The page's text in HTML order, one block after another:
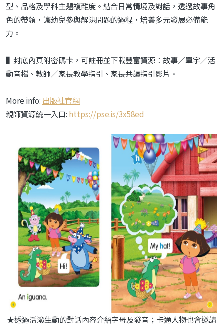
型、品格及學科主題複雜度。結合日常情境及對話，透過故事角
色的帶領，讓幼兒參與解決問題的過程，培養多元發展必備能
力。
▌封底內頁附密碼卡，可註冊並下載豐富資源：故事／單字／活
動音檔、教師／家長教學指引、家長共讀指引影片。
More info: 出版社官網
親師資源統一入口: https://pse.is/3x58ed
★透過活潑生動的對話內容介紹字母及發音；卡通人物也會邀請